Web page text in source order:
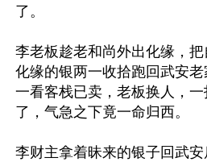
了。
李老板趁老和尚外出化缘，
化缘的银两一收拾跑回武安
一看客栈已卖，老板换人，
了，气急之下竟一命归西。
李财主拿着昧来的银子回武安